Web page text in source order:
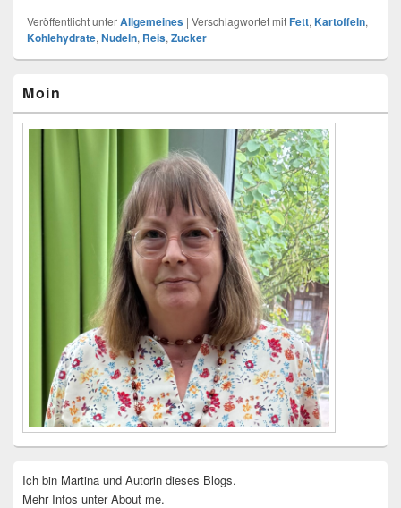
Veröffentlicht unterAllgemeines | Verschlagwortet mitFett, Kartoffeln,
Kohlehydrate, Nudeln, Reis, Zucker
Seitenleisten-
Widgetbereich
Moin
Ich bin Martina und Autorin dieses Blogs.
Mehr Infos unter About me.